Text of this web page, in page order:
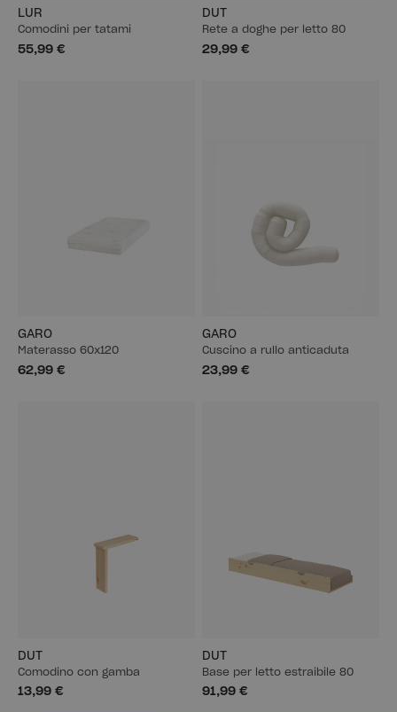
LUR
Comodini per tatami
55,99 €
DUT
Rete a doghe per letto 80
29,99 €
GARO
Materasso 60x120
62,99 €
GARO
Cuscino a rullo anticaduta
23,99 €
DUT
Comodino con gamba
13,99 €
DUT
Base per letto estraibile 80
91,99 €